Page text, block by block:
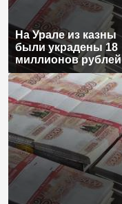
На Урале из казны
были украдены 18
миллионов рублей